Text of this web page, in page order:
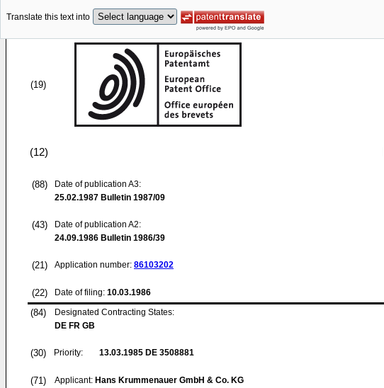
Translate this text into
(19)
(12)
(88)
Date of publication A3:
25.02.1987 Bulletin 1987/09
(43)
Date of publication A2:
24.09.1986 Bulletin 1986/39
(21) Application number: 86103202
(22) Date of filing: 10.03.1986
(84)
Designated Contracting States:
DE FR GB
(30) Priority: 13.03.1985 DE 3508881
(71) Applicant: Hans Krummenauer GmbH & Co. KG